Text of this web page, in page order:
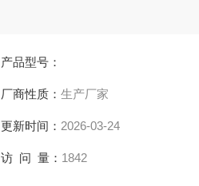
产品型号：
厂商性质： 生产厂家
更新时间： 2026-03-24
访 问 量： 1842